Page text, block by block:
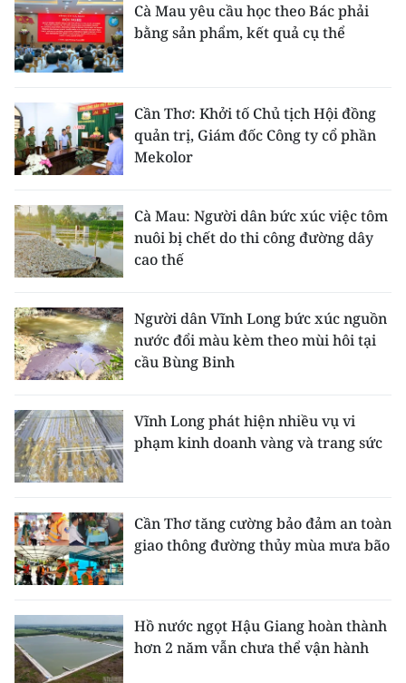
Cà Mau yêu cầu học theo Bác phải
bằng sản phẩm, kết quả cụ thể
Cần Thơ: Khởi tố Chủ tịch Hội đồng
quản trị, Giám đốc Công ty cổ phần
Mekolor
Cà Mau: Người dân bức xúc việc tôm
nuôi bị chết do thi công đường dây
cao thế
Người dân Vĩnh Long bức xúc nguồn
nước đổi màu kèm theo mùi hôi tại
cầu Bùng Binh
Vĩnh Long phát hiện nhiều vụ vi
phạm kinh doanh vàng và trang sức
Cần Thơ tăng cường bảo đảm an toàn
giao thông đường thủy mùa mưa bão
Hồ nước ngọt Hậu Giang hoàn thành
hơn 2 năm vẫn chưa thể vận hành